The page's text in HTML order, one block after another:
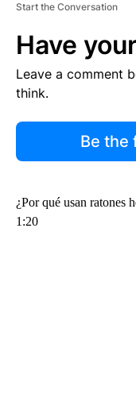
Start the Conversation
Have
Leave a comment
think.
Be the
¿Por qué usan ratones
1:20